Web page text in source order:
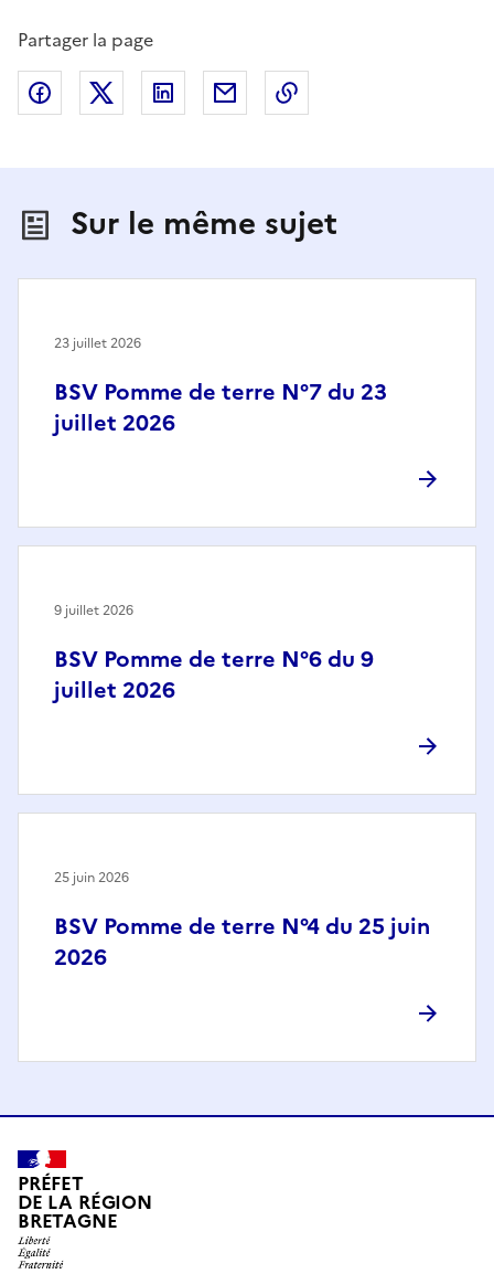
Partager la page
Partager sur Facebook
Partager sur X (anciennement Twitter)
Partager sur LinkedIn
Partager par email
Sur le même sujet
BSV Pomme de terre N°7 du 23
juillet 2026
23 juillet 2026
BSV Pomme de terre N°6 du 9
juillet 2026
9 juillet 2026
BSV Pomme de terre N°4 du 25 juin
2026
25 juin 2026
PRÉFET
DE LA RÉGION
BRETAGNE